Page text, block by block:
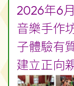
2026年6
音樂手作
子體驗有
建立正向